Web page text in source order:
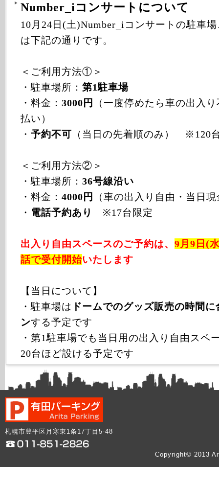
Number_iコンサートについて
10 月24日(土)Number_iコンサートの駐車
は下記の通りです。
＜ご利用方法①＞
・駐車場所： 第1駐車場
・料金： 3000円
（一度停めたら車の出入
払い）
・ 予約不可 （当日の先着順のみ） ※120
＜ご利用方法②＞
・駐車場所： 36号線沿い
・料金： 4000円
（車の出入り自由・当日
・ 電話予約あり ※17台限定
出入り自由スペースのご予約は、 9月9日(
話で受付開始いたします
【当日について】
・駐車場は ドームでのグッズ販売の時間
ンする予定です
・第1駐車場でも当日用の出入り自由スペ
20台ほど設ける予定です
札幌市豊平区月寒東1条17丁目5-48
Copyright© 2013